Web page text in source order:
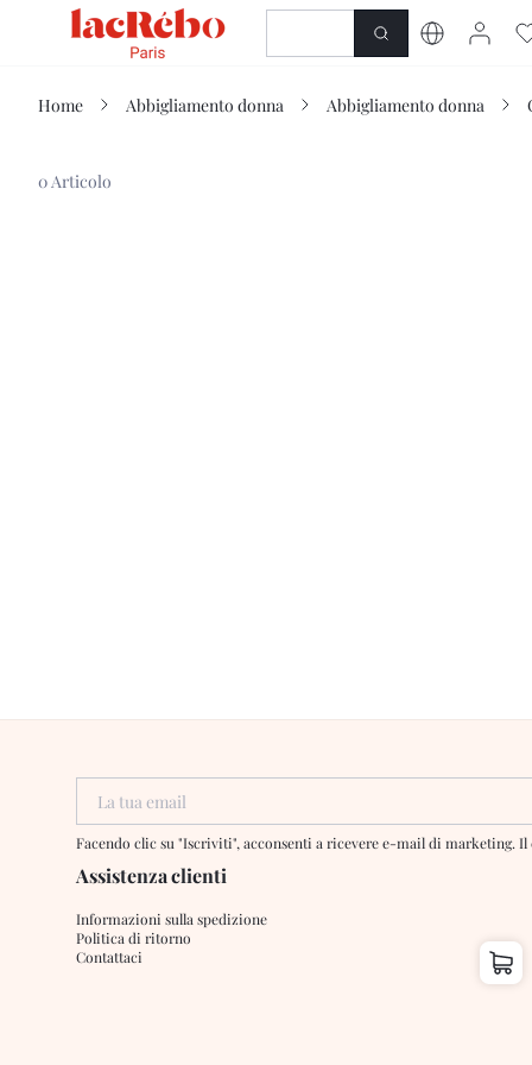
NEGOZIO
Home Abbigliamento donna Abbigliamento donna
0 Articolo
La tua email
Facendo clic su "Iscriviti", acconsenti a ricevere e-mail di marketing.
Assistenza clienti
Informazioni sulla spedizione
Politica di ritorno
Contattaci